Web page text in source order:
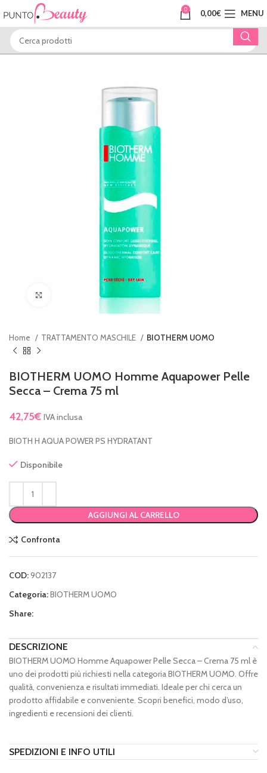
0 0,00€ MENU
Clicca per ingrandire
Home TRATTAMENTO MASCHILE BIOTHERM UOMO
BIOTHERM UOMO Homme Aquapower Pelle
Secca – Crema 75 ml
42,75€ IVA inclusa
BIOTH H AQUA POWER PS HYDRATANT
Disponibile
AGGIUNGI AL CARRELLO
Confronta
COD:902137
Categoria:BIOTHERM UOMO
Share:
DESCRIZIONE
BIOTHERM UOMO Homme Aquapower Pelle Secca – Crema 75 ml è
uno dei prodotti più richiesti nella categoria BIOTHERM UOMO. Offre
qualità, convenienza e risultati immediati. Ideale per chi cerca un
prodotto affidabile e conveniente. Scopri benefici, modo d’uso,
ingredienti e recensioni dei clienti.
SPEDIZIONI E INFO UTILI